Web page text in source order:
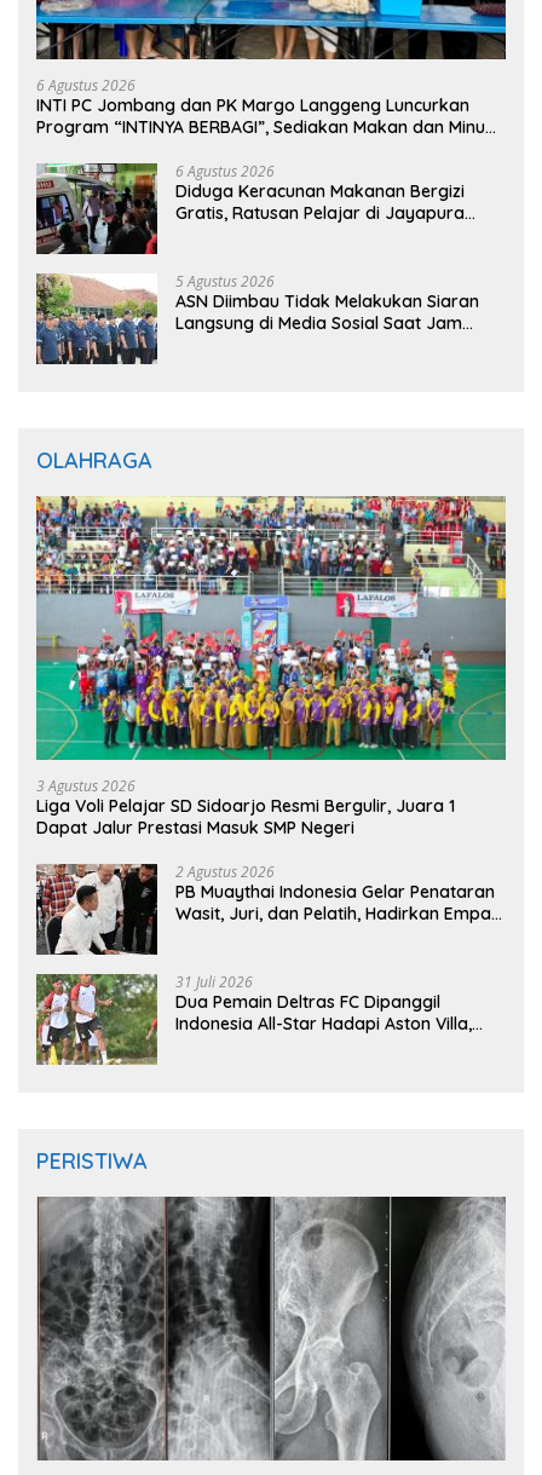
6 Agustus 2026
INTI PC Jombang dan PK Margo Langgeng Luncurkan
Program “INTINYA BERBAGI”, Sediakan Makan dan Minum
6 Agustus 2026
Diduga Keracunan Makanan Bergizi
Gratis, Ratusan Pelajar di Jayapura
5 Agustus 2026
ASN Diimbau Tidak Melakukan Siaran
Langsung di Media Sosial Saat Jam
OLAHRAGA
3 Agustus 2026
Liga Voli Pelajar SD Sidoarjo Resmi Bergulir, Juara 1
Dapat Jalur Prestasi Masuk SMP Negeri
2 Agustus 2026
PB Muaythai Indonesia Gelar Penataran
Wasit, Juri, dan Pelatih, Hadirkan Empat
31 Juli 2026
Dua Pemain Deltras FC Dipanggil
Indonesia All-Star Hadapi Aston Villa,
PERISTIWA